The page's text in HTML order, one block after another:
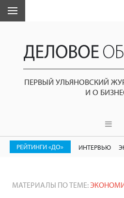
ПЕРВЫЙ УЛЬЯНОВСКИЙ
И О
РЕЙТИНГИ «ДО» ИНТЕРВЬЮ
МАТЕРИАЛЫ ПО ТЕМЕ: